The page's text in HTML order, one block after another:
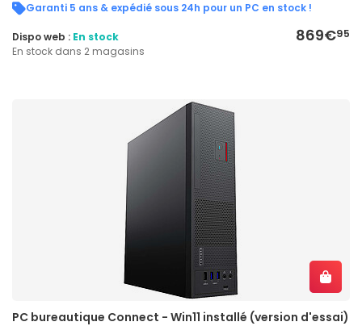
Garanti 5 ans & expédié sous 24h pour un PC en stock !
869€95
Dispo web : En stock
En stock dans 2 magasins
PC bureautique Connect - Win11 installé (version d'essai)